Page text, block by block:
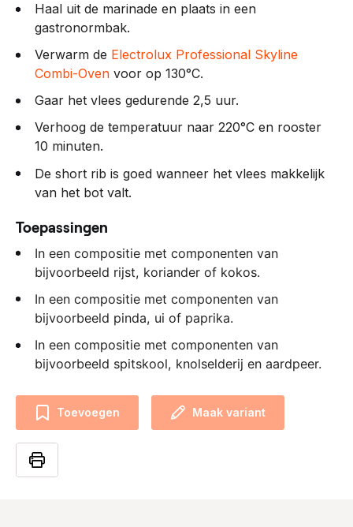
Haal uit de marinade en plaats in een
gastronormbak.
Verwarm de Electrolux Professional Skyline
Combi-Oven voor op 130°C.
Gaar het vlees gedurende 2,5 uur.
Verhoog de temperatuur naar 220°C en rooster
10 minuten.
De short rib is goed wanneer het vlees makkelijk
van het bot valt.
Toepassingen
In een compositie met componenten van
bijvoorbeeld rijst, koriander of kokos.
In een compositie met componenten van
bijvoorbeeld pinda, ui of paprika.
In een compositie met componenten van
bijvoorbeeld spitskool, knolselderij en aardpeer.
Toevoegen Maak variant